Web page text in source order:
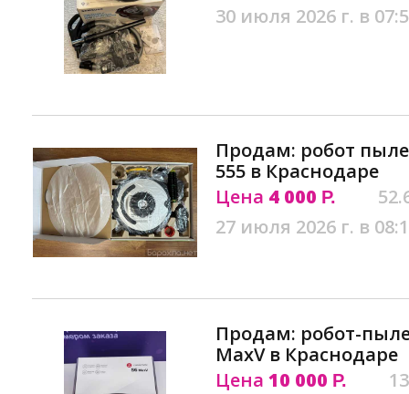
30 июля 2026 г. в
Продам: робот
555 в Краснодаре
Цена 4 000 Р.
27 июля 2026 г. в
Продам: робот-
MaxV в Краснодаре
Цена 10 000 Р.